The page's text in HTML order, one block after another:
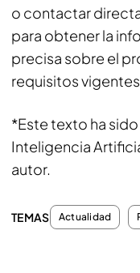
o contactar
para obtener la
precisa sobre el
requisitos
*Este texto ha
Inteligencia
autor.
TEMAS Actualidad